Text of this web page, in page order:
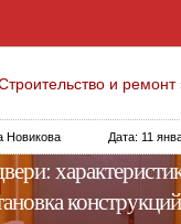
и ремонт
Новикова Дата: 11
конструкций